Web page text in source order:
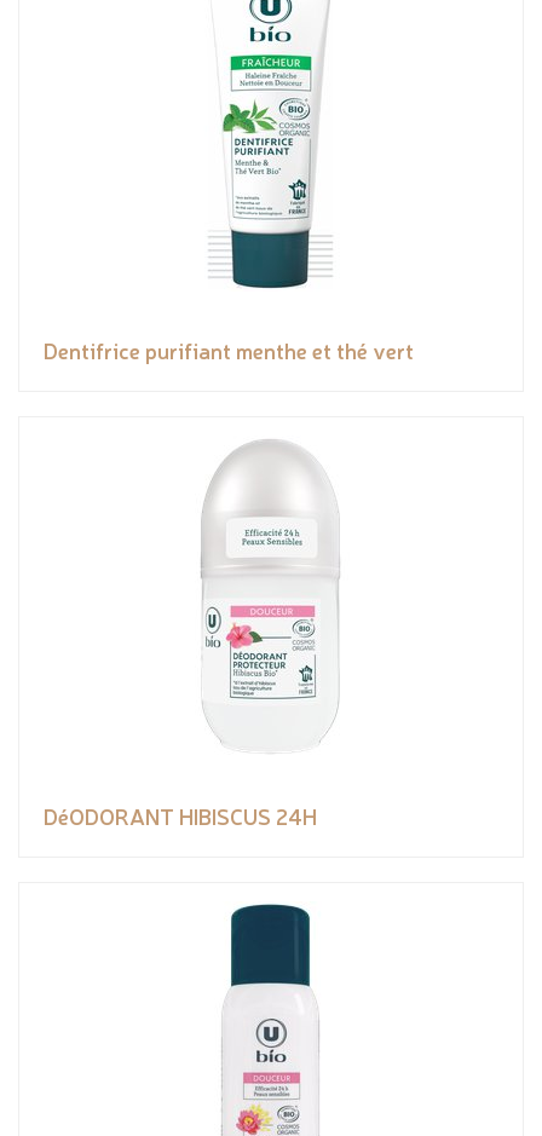
Dentifrice purifiant menthe et thé vert
DéODORANT HIBISCUS 24H